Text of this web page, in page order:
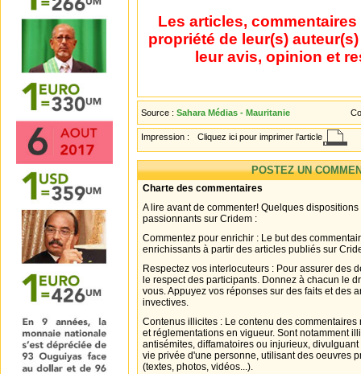
Les articles,
propriété de leur(s)
leur avis, opinion et
Source : Sahara Médias - Mauritanie
Impression : Cliquez ici pour imprimer l'article
POSTEZ UN
Charte des commentaires
A lire avant de commenter! Quelques
passionnants sur Cridem :
Commentez pour enrichir : Le but des
enrichissants à partir des articles publiés sur
Respectez vos interlocuteurs : Pour assurer des
le respect des participants. Donnez à chacun le
vous. Appuyez vos réponses sur des faits et des
invectives.
Contenus illicites : Le contenu des
et réglementations en vigueur. Sont notamment
antisémites, diffamatoires ou injurieux,
vie privée d'une personne, utilisant des oeuvres
(textes, photos, vidéos...).